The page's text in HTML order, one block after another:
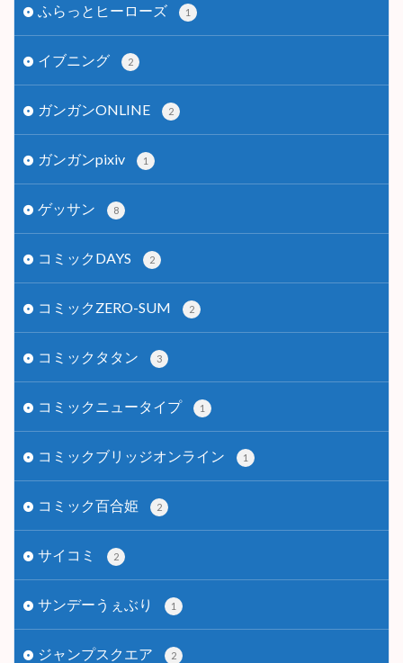
ふらっとヒーローズ 1
イブニング 2
ガンガンONLINE 2
ガンガンpixiv 1
ゲッサン 8
コミックDAYS 2
コミックZERO-SUM 2
コミックタタン 3
コミックニュータイプ 1
コミックブリッジオンライン 1
コミック百合姫 2
サイコミ 2
サンデーうぇぶり 1
ジャンプスクエア 2